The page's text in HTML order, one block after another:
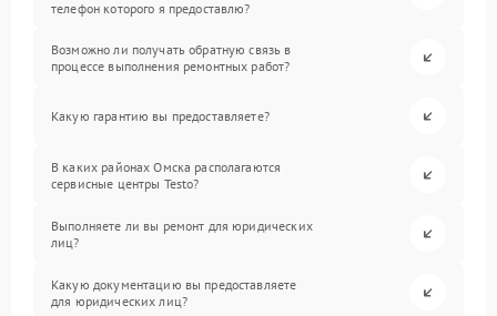
телефон которого я предоставлю?
Возможно ли получать обратную связь в
процессе выполнения ремонтных работ?
Какую гарантию вы предоставляете?
В каких районах Омска располагаются
сервисные центры Testo?
Выполняете ли вы ремонт для юридических
лиц?
Какую документацию вы предоставляете
для юридических лиц?